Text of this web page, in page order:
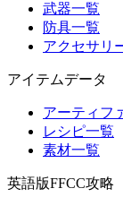
武器一覧
防具一覧
アクセサリ
アイテムデータ
アーティフ
レシピ一覧
素材一覧
英語版FFCC攻略